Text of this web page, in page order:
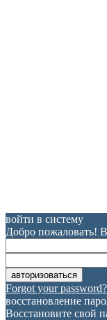
войти в систему
Добро пожаловать!
Forgot your
восстановление
Восстановите свой